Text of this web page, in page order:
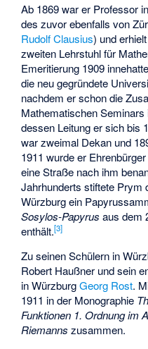
Ab 1869 war er Professor
des zuvor ebenfalls von
Rudolf Clausius) und
zweiten Lehrstuhl für
Emeritierung 1909
die neu gegründete
nachdem er schon die
Mathematischen
dessen Leitung er sich bis
war zweimal Dekan und
1911 wurde er
eine Straße nach ihm
Jahrhunderts stiftete Prym
Würzburg ein
Sosylos-Papyrus aus dem
enthält.[3]
Zu seinen Schülern in
Robert Haußner und sein
in WürzburgGeorg Rost.
1911 in der Monographie
Funktionen 1. Ordnung im
Riemanns zusammen.